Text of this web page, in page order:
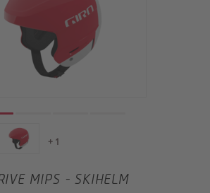
+ 1
MIPS - SKIHELM